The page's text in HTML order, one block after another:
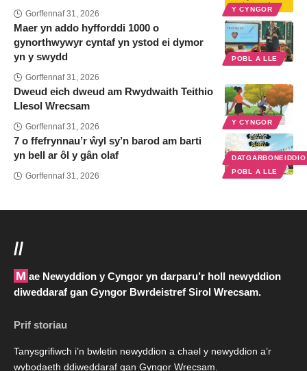
Y CYNGOR
Gorffennaf 31, 2026
POBL A LLE
Maer yn addo hyfforddi 1000 o
gynorthwywyr cyntaf yn ystod ei dymor
yn y swydd
Gorffennaf 31, 2026
Y CYNGOR
Dweud eich dweud am Rwydwaith Teithio
Llesol Wrecsam
Gorffennaf 31, 2026
POBL A LLE
7 o ffefrynnau’r ŵyl sy’n barod am barti
yn bell ar ôl y gân olaf
Gorffennaf 31, 2026
//
Mae Newyddion y Cyngor yn darparu’r holl newyddion
diweddaraf gan Gyngor Bwrdeistref Sirol Wrecsam.
Prif storiau
Tanysgrifiwch i’n bwletin newyddion a chael y newyddion a’r
wybodaeth ddiweddaraf gan Gyngor Wrecsam.